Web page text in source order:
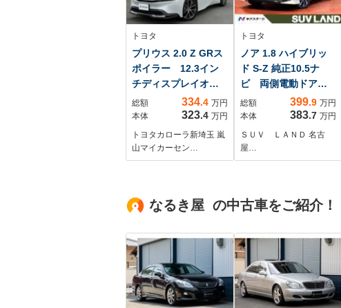
トヨタ
プリウス 2.0 Z GRス
ポイラー 12.3イン
チディスプレイオー
ディオ ワンオーナ
ー 前後ドラレコ
ETC2.0
総額 334.4 万円
本体
323.4 万円
トヨタカローラ新埼玉 嵐
山マイカーセン…
トヨタ
ノア 1.8 ハイブリッ
ド S-Z 純正10.5ナ
ビ 両側電動ドア
後席モニター 全周
囲カメラ 衝突被害
軽減システム レー
ダークルーズ ハー
フレザーシート コ
ッド ETC2.0 純正
総額 399.9 万円
本体
383.7 万円
ＳＵＶ ＬＡＮＤ 名古
屋…
なるき屋 の中古車をご紹介！